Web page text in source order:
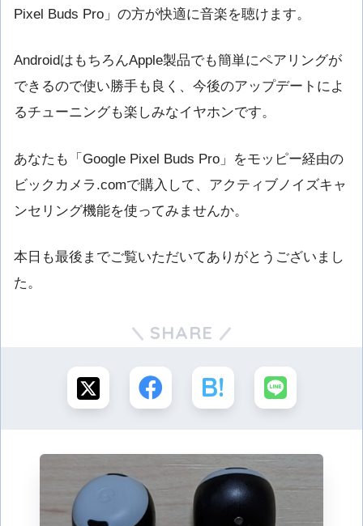
Pixel Buds Pro」の方が快適に音楽を聴けます。
AndroidはもちろんApple製品でも簡単にペアリングが
できるので使い勝手も良く、今後のアップデートによ
るチューニングも楽しみなイヤホンです。
あなたも「Google Pixel Buds Pro」をモッピー経由の
ビックカメラ.comで購入して、アクティブノイズキャ
ンセリング機能を使ってみませんか。
本日も最後までご覧いただいてありがとうございまし
た。
SHARE